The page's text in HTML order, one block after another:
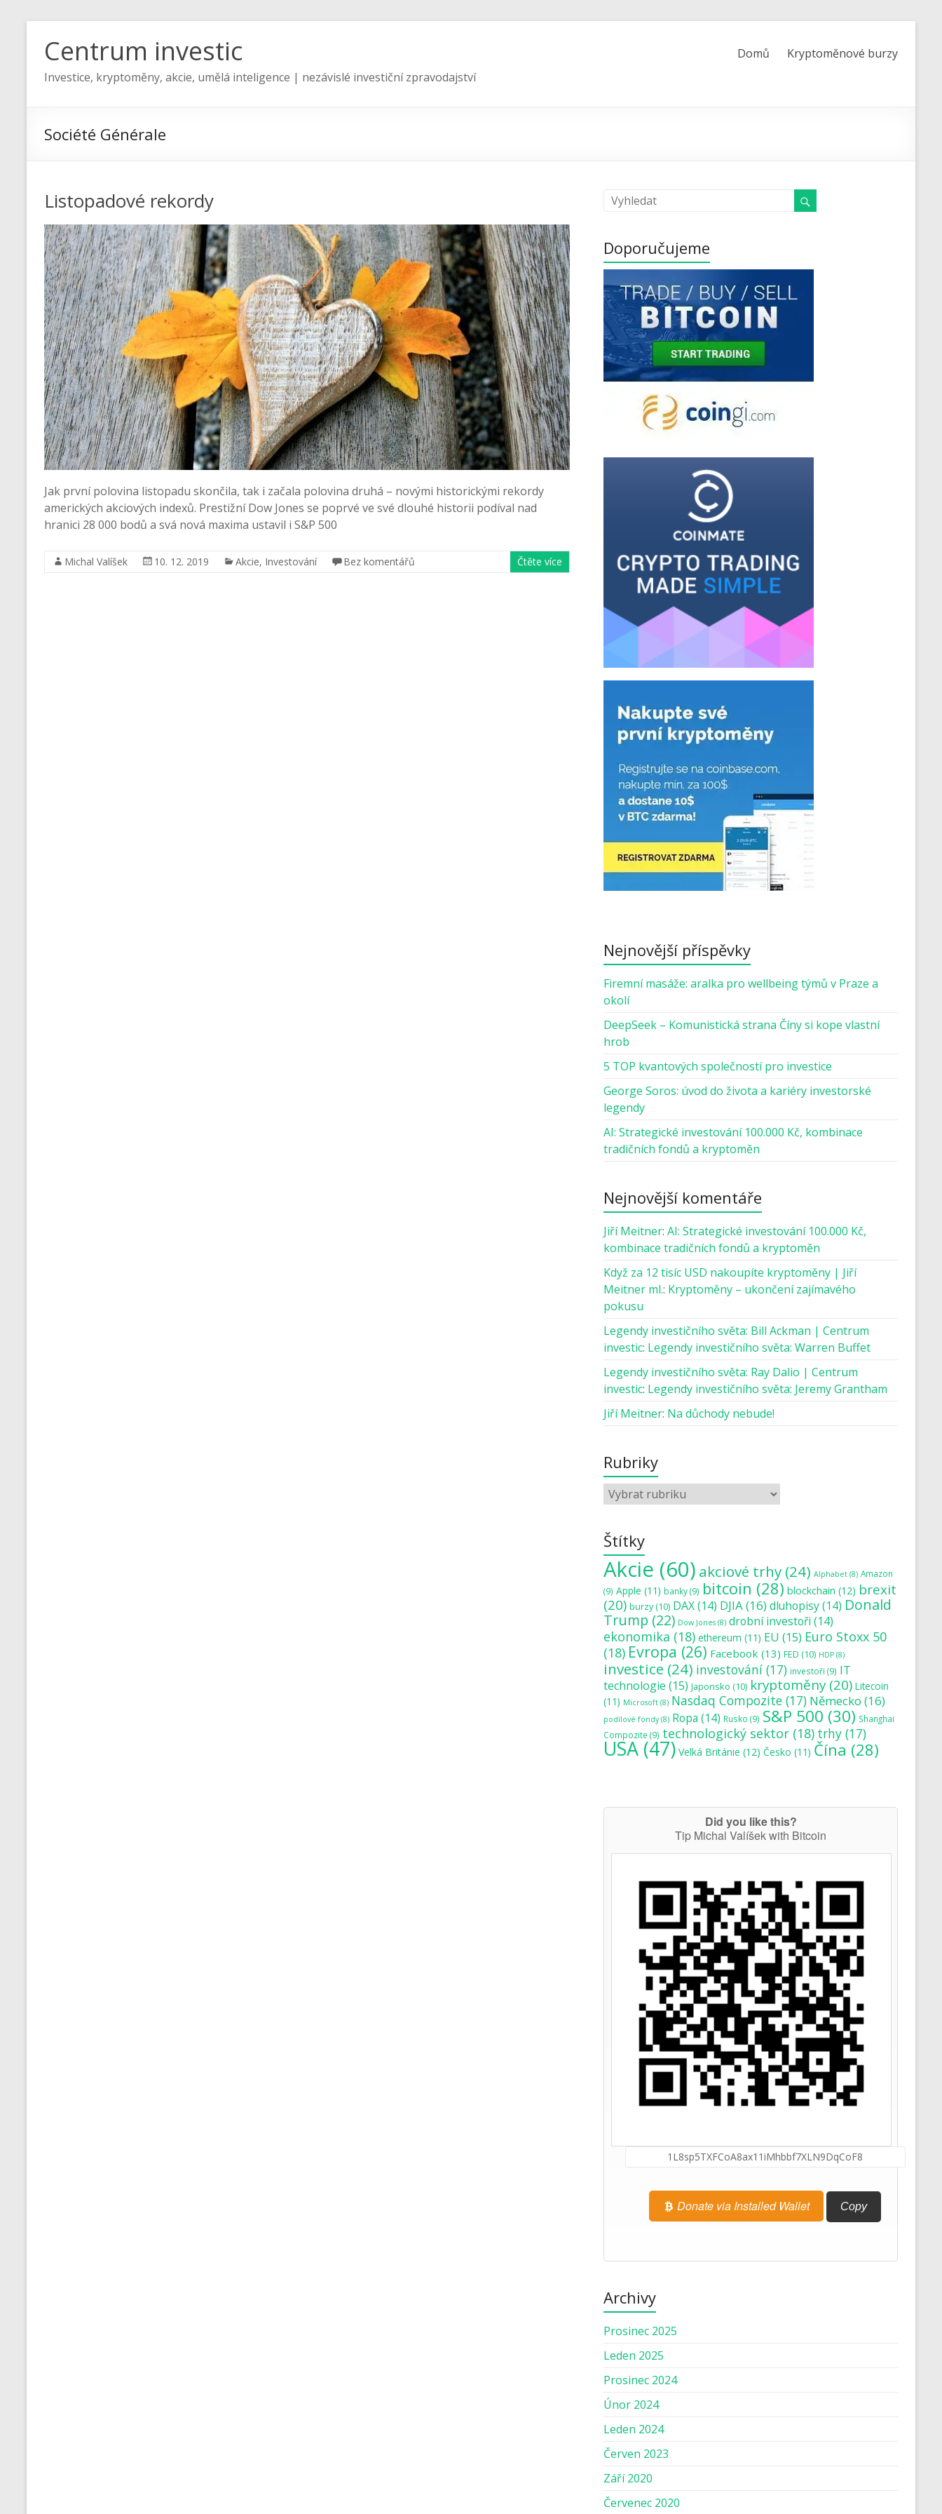
Centrum investic
Investice, kryptoměny, akcie, umělá inteligence | nezávislé investiční zpravodajství
Domů Kryptoměnové burzy
Société Générale
Listopadové rekordy
Jak první polovina listopadu skončila, tak i začala polovina druhá – novými historickými rekordy
amerických akciových indexů. Prestižní Dow Jones se poprvé ve své dlouhé historii podíval nad
hranici 28 000 bodů a svá nová maxima ustavil i S&P 500
Michal Valíšek 10. 12. 2019 Akcie, Investování Bez komentářů Čtěte více
Doporučujeme
Nejnovější příspěvky
Firemní masáže: aralka pro wellbeing týmů v Praze a
okolí
DeepSeek – Komunistická strana Číny si kope vlastní
hrob
5 TOP kvantových společností pro investice
George Soros: úvod do života a kariéry investorské
legendy
AI: Strategické investování 100.000 Kč, kombinace
tradičních fondů a kryptoměn
Nejnovější komentáře
Jiří Meitner: AI: Strategické investování 100.000 Kč,
kombinace tradičních fondů a kryptoměn
Když za 12 tisíc USD nakoupíte kryptoměny | Jiří
Meitner ml.: Kryptoměny – ukončení zajímavého
pokusu
Legendy investičního světa: Bill Ackman | Centrum
investic: Legendy investičního světa: Warren Buffet
Legendy investičního světa: Ray Dalio | Centrum
investic: Legendy investičního světa: Jeremy Grantham
Jiří Meitner: Na důchody nebude!
Rubriky
Štítky
Akcie (60) akciové trhy (24) Alphabet (8) Amazon
(9) Apple (11) banky(9) bitcoin (28) blockchain (12) brexit
(20) burzy(10) DAX(14) DJIA(16)dluhopisy(14) Donald
Trump (22) Dow Jones (8) drobní investoři (14)
ekonomika (18) ethereum (11) EU (15) Euro Stoxx 50
(18) Evropa (26) Facebook (13) FED (10) HDP (8)
investice (24) investování (17) investoři (9) IT
technologie (15) Japonsko (10) kryptoměny(20) Litecoin
(11) Microsoft (8) Nasdaq Compozite (17) Německo (16)
podílové fondy(8) Ropa (14) Rusko (9) S&P 500 (30) Shanghai
Compozite (9) technologický sektor (18) trhy (17)
USA (47) Velká Británie (12) Česko (11) Čína (28)
Did you like this?
Tip Michal Valíšek with Bitcoin
Donate via Installed Wallet Copy
Archivy
Prosinec 2025
Leden 2025
Prosinec 2024
Únor 2024
Leden 2024
Červen 2023
Září 2020
Červenec 2020